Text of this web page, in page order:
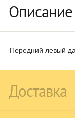
Описание
Передний левый
Доставка